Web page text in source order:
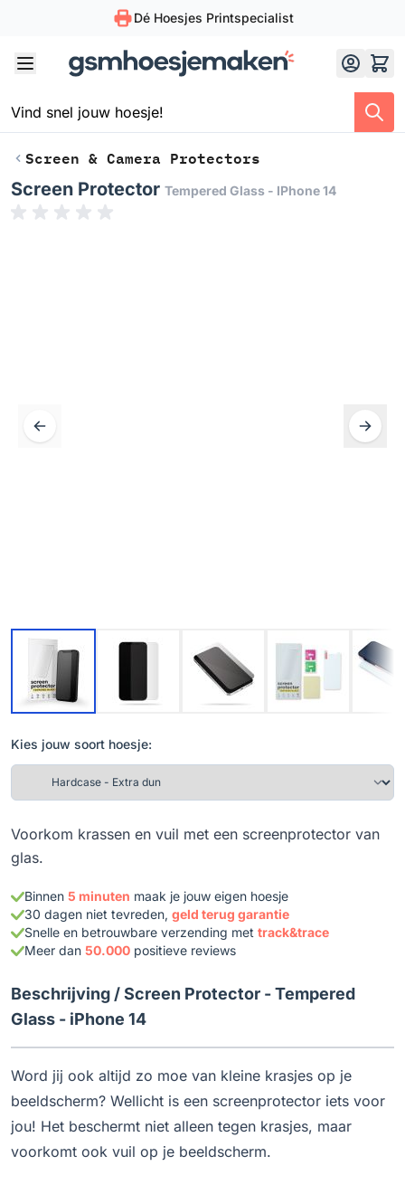
Dé Hoesjes Printspecialist
Screen & Camera Protectors
Screen Protector Tempered Glass - IPhone 14
Kies jouw soort hoesje:
Voorkom krassen en vuil met een screenprotector van
glas.
Binnen 5 minuten maak je jouw eigen hoesje
30 dagen niet tevreden, geld terug garantie
Snelle en betrouwbare verzending met track&trace
Meer dan 50.000 positieve reviews
Beschrijving /Screen Protector - Tempered
Glass - iPhone 14
Word jij ook altijd zo moe van kleine krasjes op je
beeldscherm? Wellicht is een screenprotector iets voor
jou! Het beschermt niet alleen tegen krasjes, maar
voorkomt ook vuil op je beeldscherm.